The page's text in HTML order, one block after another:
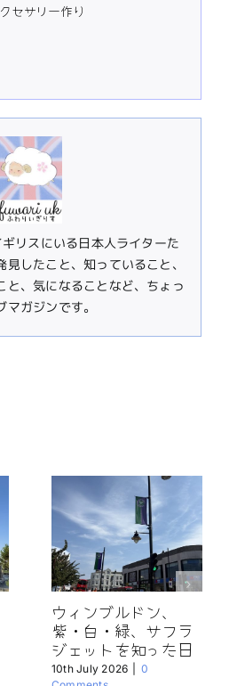
セサリー作り
リスにいる日本人ライターた
したこと、知っていること、
と、気になることなど、ちょっ
ガジンです。
ウィンブルドン、
紫・白・緑、サフラ
ジェットを知った日
10th July 2026
0